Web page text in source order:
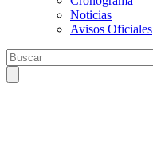
Noticias
Avisos Oficiales